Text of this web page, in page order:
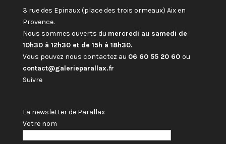
3 rue des Epinaux (place des trois ormeaux) Aix en
Provence.
Nous sommes ouverts du mercredi au samedi de
10h30 à 12h30 et de 15h à 18h30.
Vous pouvez nous contactez au 06 60 55 20 60 ou
contact@galerieparallax.fr
Suivre
La newsletter de Parallax
Votre nom